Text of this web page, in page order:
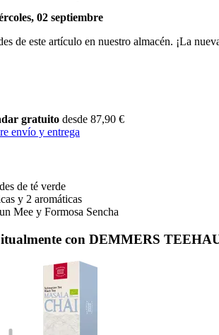
02 septiembre
de este artículo en nuestro almacén. ¡La
gratuito desde 87,90 €
envío y entrega
de té verde
y 2 aromáticas
Mee y Formosa Sencha
con DEMMERS